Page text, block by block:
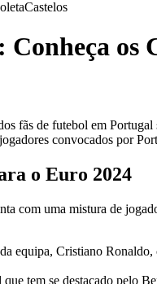
Castelos
os
fãs de futebol em
convocados por
o Euro 2024
com uma mistura de
equipa, Cristiano Ronaldo,
tem se destacado pelo